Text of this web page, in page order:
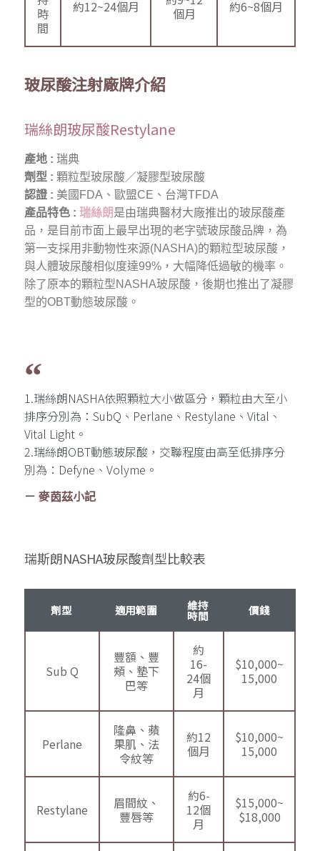
時
間
約12~24個月
個月
約6~8個月
玻尿酸注射廠牌介紹
瑞絲朗玻尿酸Restylane
產地 : 瑞典
劑型 : 顆粒型玻尿酸／凝膠型玻尿酸
認證 : 美國FDA、歐盟CE、台灣TFDA
產品特色 : 瑞絲朗是由瑞典醫材大廠推出的玻尿酸產
品，是目前市面上最早出現的老字號玻尿酸品牌，為
第一支採用非動物性來源(NASHA)的顆粒型玻尿酸，
與人體玻尿酸相似度達99%，大幅降低過敏的機率。
除了原本的顆粒型NASHA玻尿酸，後期也推出了凝膠
型的OBT動態玻尿酸。
1.瑞絲朗NASHA依照顆粒大小做區分，顆粒由大至小
排序分別為：SubQ、Perlane、Restylane、Vital、
Vital Light。
2.瑞絲朗OBT動態玻尿酸，交聯程度由高至低排序分
別為：Defyne、Volyme。
－ 麥茵茲小記
瑞斯朗NASHA玻尿酸劑型比較表
劑型 適用範圍 維持
時間 價錢
Sub Q
豐額、豐
頰、墊下
巴等
約
16-
24個
月
$10,000~
15,000
Perlane
隆鼻、蘋
果肌、法
令紋等
約12
個月
$10,000~
15,000
Restylane
眉間紋、
豐唇等
約6-
12個
月
$15,000~
$18,000